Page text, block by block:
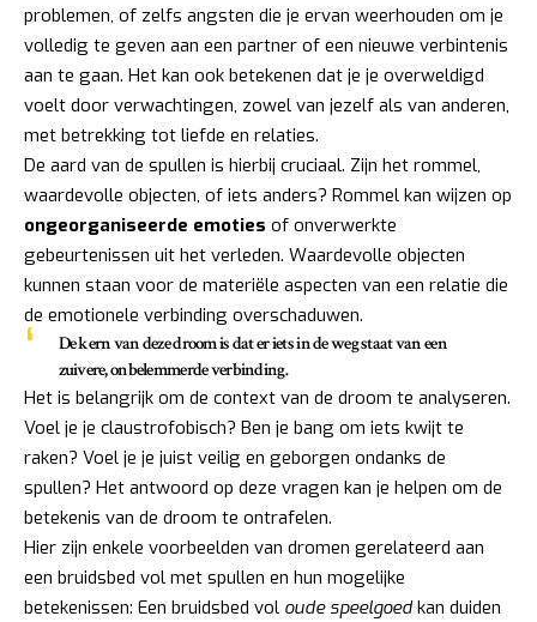
problemen, of zelfs angsten die je ervan weerhouden om je
volledig te geven aan een partner of een nieuwe verbintenis
aan te gaan. Het kan ook betekenen dat je je overweldigd
voelt door verwachtingen, zowel van jezelf als van anderen,
met betrekking tot liefde en relaties.
De aard van de spullen is hierbij cruciaal. Zijn het rommel,
waardevolle objecten, of iets anders? Rommel kan wijzen op
ongeorganiseerde emoties of onverwerkte
gebeurtenissen uit het verleden. Waardevolle objecten
kunnen staan voor de materiële aspecten van een relatie die
de emotionele verbinding overschaduwen.
De kern van deze droom is dat er iets in de weg staat van een
zuivere, onbelemmerde verbinding.
Het is belangrijk om de context van de droom te analyseren.
Voel je je claustrofobisch? Ben je bang om iets kwijt te
raken? Voel je je juist veilig en geborgen ondanks de
spullen? Het antwoord op deze vragen kan je helpen om de
betekenis van de droom te ontrafelen.
Hier zijn enkele voorbeelden van dromen gerelateerd aan
een bruidsbed vol met spullen en hun mogelijke
betekenissen: Een bruidsbed vol oude speelgoedkan duiden